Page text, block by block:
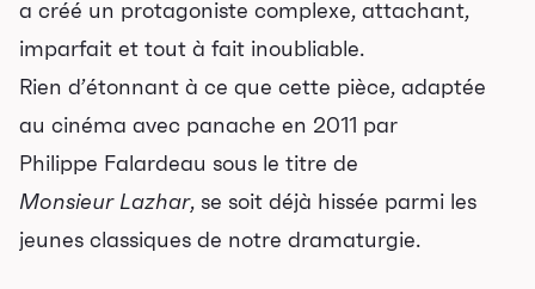
a créé un protagoniste complexe, attachant,
imparfait et tout à fait inoubliable.
Rien d’étonnant à ce que cette pièce, adaptée
au cinéma avec panache en 2011 par
Philippe Falardeau sous le titre de
Monsieur Lazhar, se soit déjà hissée parmi les
jeunes classiques de notre dramaturgie.